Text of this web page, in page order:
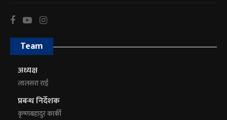
Team
अध्यक्ष
लालसरा राई
प्रबन्ध निर्देशक
कृष्णबहादुर कार्की